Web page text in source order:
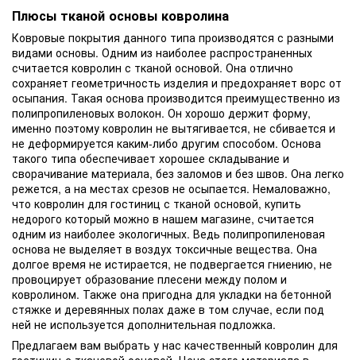
Плюсы тканой основы ковролина
Ковровые покрытия данного типа производятся с разными
видами основы. Одним из наиболее распространенных
считается ковролин с тканой основой. Она отлично
сохраняет геометричность изделия и предохраняет ворс от
осыпания. Такая основа производится преимущественно из
полипропиленовых волокон. Он хорошо держит форму,
именно поэтому ковролин не вытягивается, не сбивается и
не деформируется каким-либо другим способом. Основа
такого типа обеспечивает хорошее складывание и
сворачивание материала, без заломов и без швов. Она легко
режется, а на местах срезов не осыпается. Немаловажно,
что ковролин для гостиниц с тканой основой, купить
недорого который можно в нашем магазине, считается
одним из наиболее экологичных. Ведь полипропиленовая
основа не выделяет в воздух токсичные вещества. Она
долгое время не истирается, не подвергается гниению, не
провоцирует образование плесени между полом и
ковролином. Также она пригодна для укладки на бетонной
стяжке и деревянных полах даже в том случае, если под
ней не используется дополнительная подложка.
Предлагаем вам выбрать у нас качественный ковролин для